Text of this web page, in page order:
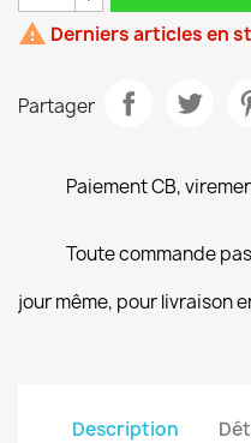
 Derniers articles en
Partager
Paiement CB,
Toute commande
jour même, pour livraison
Description